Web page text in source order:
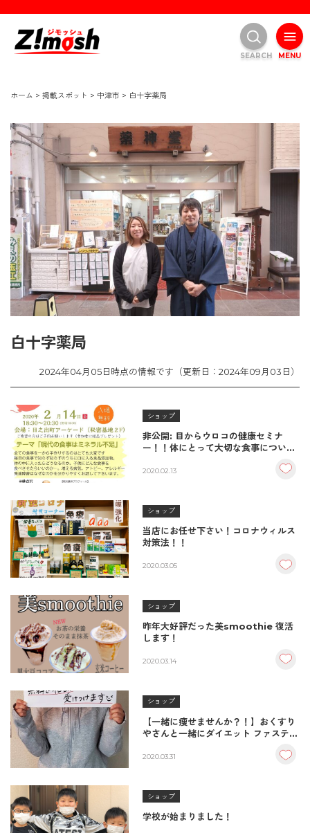
ホーム > 掲載スポット > 中津市 > 白十字薬局
白十字薬局
2024年04月05日時点の情報です（更新日：2024年09月03日）
ショップ
非公開: 目からウロコの健康セミナ
ー！！体にとって大切な食事について
康セミナー！！
2020.02.13
ショップ
当店にお任せ下さい！コロナウィルス
対策法！！
2020.03.05
ショップ
昨年大好評だった美smoothie 復活
します！
2020.03.14
ショップ
【一緒に痩せませんか？！】おくすり
やさんと一緒にダイエット ファスティ
2020.03.31
ショップ
学校が始まりました！
MENU
SEARCH